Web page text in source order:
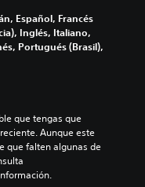
Español, Francés
Inglés, Italiano,
Portugués (Brasil),
que tengas que
Aunque este
que falten algunas de